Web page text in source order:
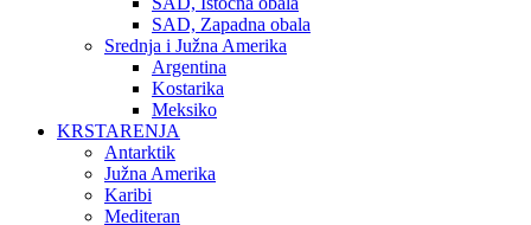
SAD, Zapadna obala
Srednja i Južna Amerika
Argentina
Kostarika
Meksiko
KRSTARENJA
Antarktik
Južna Amerika
Karibi
Mediteran